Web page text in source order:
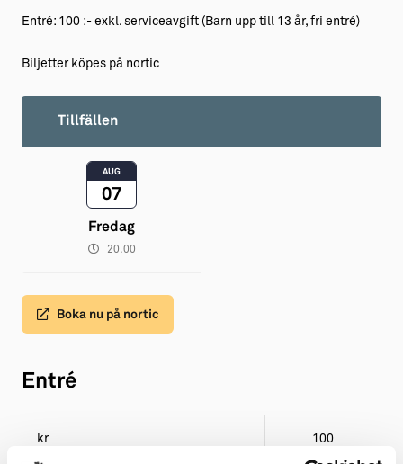
Entré: 100 :- exkl. serviceavgift (Barn upp till 13 år, fri entré)
Biljetter köpes på nortic
Tillfällen
AUG
07
Fredag
20.00
Boka nu på nortic
Entré
kr 100